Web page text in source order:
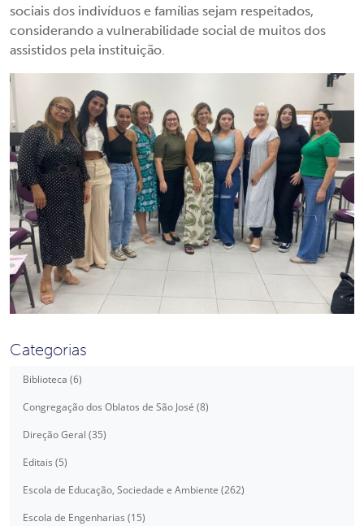
sociais dos indivíduos e famílias sejam respeitados,
considerando a vulnerabilidade social de muitos dos
assistidos pela instituição.
Categorias
Biblioteca (6)
Congregação dos Oblatos de São José (8)
Direção Geral (35)
Editais (5)
Escola de Educação, Sociedade e Ambiente (262)
Escola de Engenharias (15)